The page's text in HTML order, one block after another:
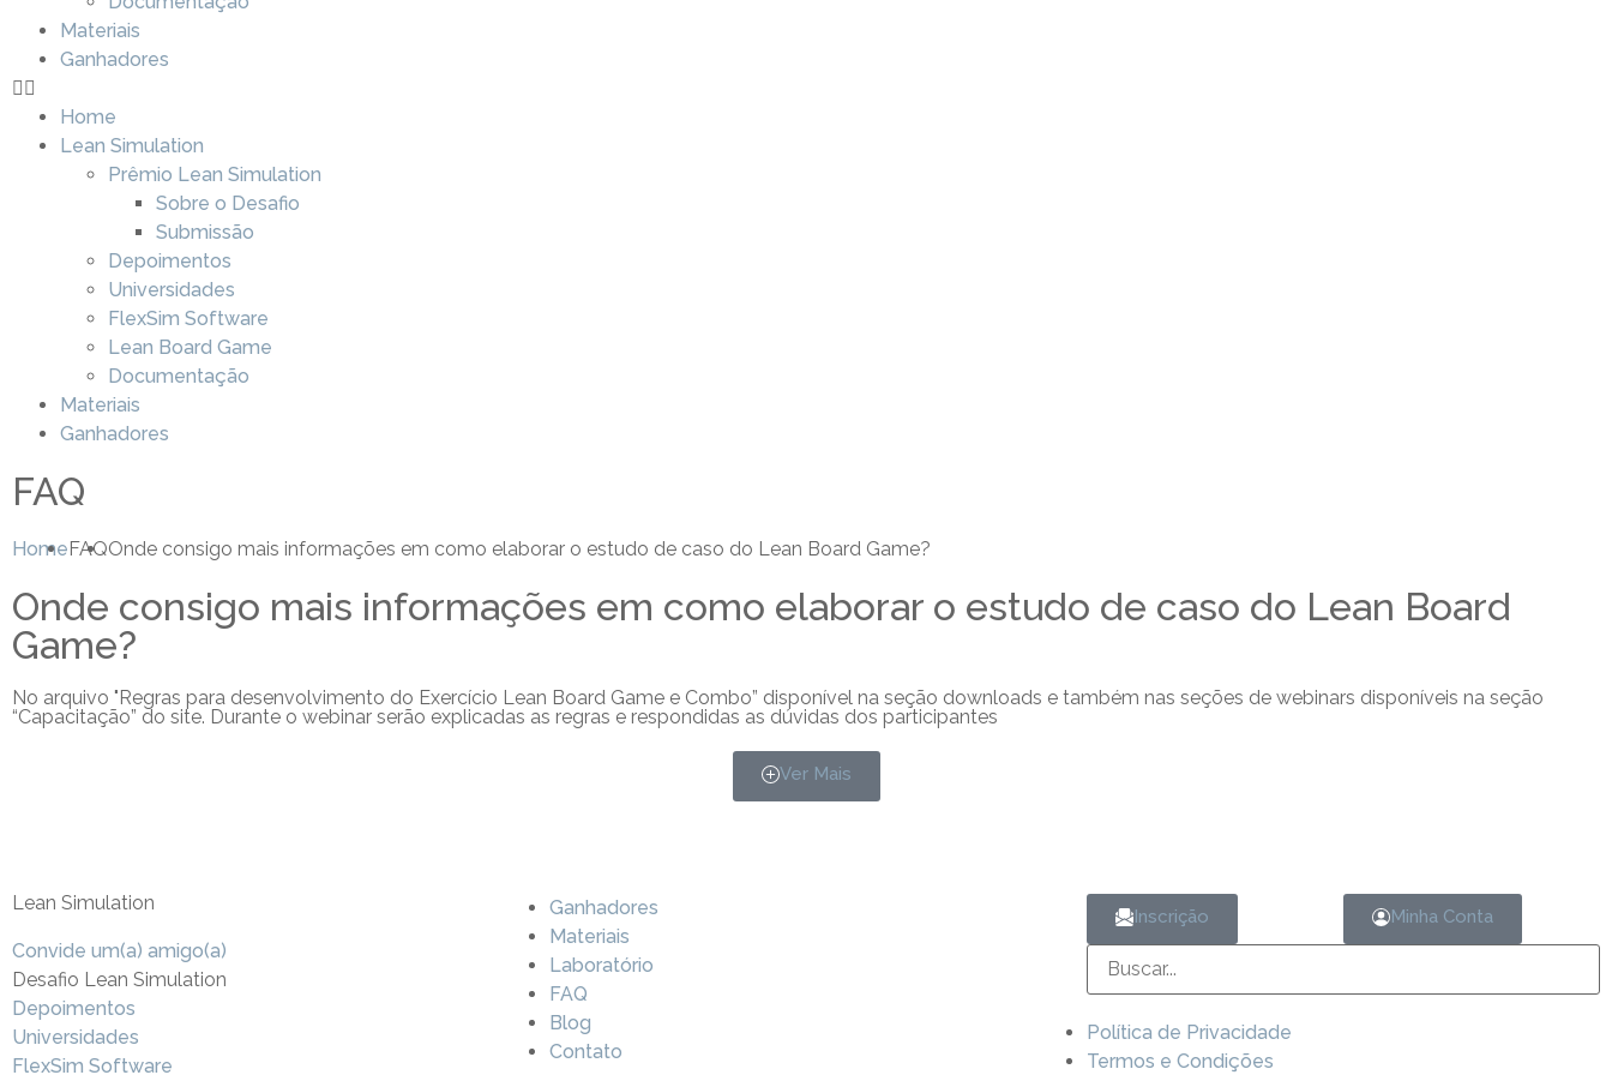
Materiais
Ganhadores
Home
Lean Simulation
Prêmio Lean Simulation
Sobre o Desafio
Submissão
Depoimentos
Universidades
FlexSim Software
Lean Board Game
Documentação
Materiais
Ganhadores
FAQ
HomeFAQOnde consigo mais informações em como elaborar o estudo de caso do Lean Board Game?
Onde consigo mais informações em como elaborar o estudo de caso do Lean Board
Game?
No arquivo "Regras para desenvolvimento do Exercício Lean Board Game e Combo” disponível na seção downloads e também nas seções de webinars disponíveis na seção
“Capacitação” do site. Durante o webinar serão explicadas as regras e respondidas as dúvidas dos participantes
Ver Mais
Lean Simulation
Convide um(a) amigo(a)
Desafio Lean Simulation
Depoimentos
Universidades
FlexSim Software
Ganhadores
Materiais
Laboratório
FAQ
Blog
Contato
Inscrição Minha Conta
Política de Privacidade
Termos e Condições